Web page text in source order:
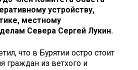
устройству,
местному
Севера Сергей Лукин.
что в Бурятии остро стоит
граждан из ветхого и